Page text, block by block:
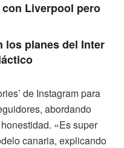
Liverpool pero
los planes del Inter
de Instagram para
abordando
«Es super
canaria, explicando